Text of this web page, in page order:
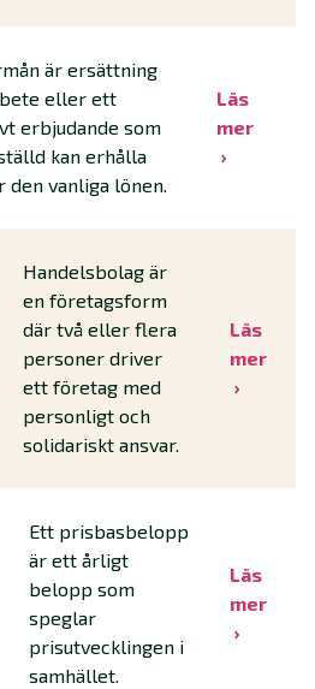
är ersättning
eller ett
erbjudande som
kan erhålla
den vanliga lönen.
Läs
mer
Handelsbolag är
en företagsform
där två eller flera
personer driver
ett företag med
personligt och
solidariskt ansvar.
Läs
mer
Ett prisbasbelopp
är ett årligt
belopp som
speglar
prisutvecklingen i
samhället.
Läs
mer